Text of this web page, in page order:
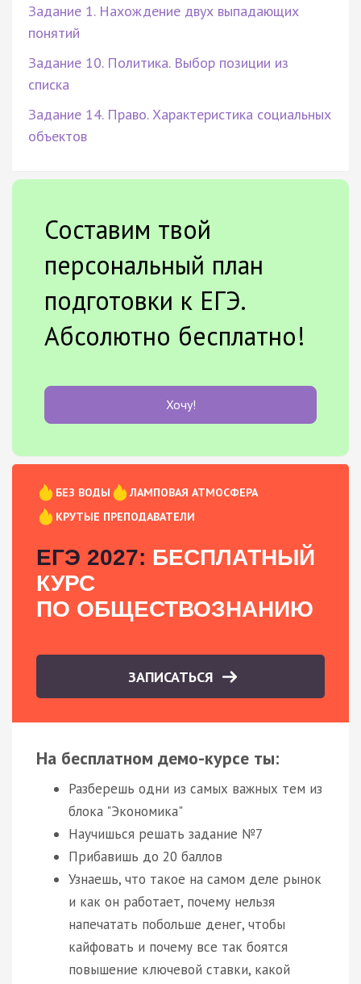
Задание 1. Нахождение двух выпадающих
понятий
Задание 10. Политика. Выбор позиции из
списка
Задание 14. Право. Характеристика социальных
объектов
Составим твой
персональный план
подготовки к ЕГЭ.
Абсолютно бесплатно!
Хочу!
БЕЗ ВОДЫ
ЛАМПОВАЯ АТМОСФЕРА
КРУТЫЕ ПРЕПОДАВАТЕЛИ
ЕГЭ 2027: БЕСПЛАТНЫЙ
КУРС
ПО ОБЩЕСТВОЗНАНИЮ
ЗАПИСАТЬСЯ
На бесплатном демо-курсе ты:
Разберешь одни из самых важных тем из
блока "Экономика"
Научишься решать задание №7
Прибавишь до 20 баллов
Узнаешь, что такое на самом деле рынок
и как он работает, почему нельзя
напечатать побольше денег, чтобы
кайфовать и почему все так боятся
повышение ключевой ставки, какой